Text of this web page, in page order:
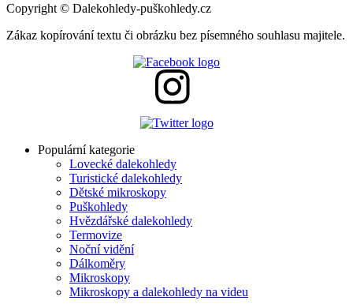
Copyright © Dalekohledy-puškohledy.cz
Zákaz kopírování textu či obrázku bez písemného souhlasu majitele.
Populární kategorie
Lovecké dalekohledy
Turistické dalekohledy
Dětské mikroskopy
Puškohledy
Hvězdářské dalekohledy
Termovize
Noční vidění
Dálkoměry
Mikroskopy
Mikroskopy a dalekohledy na videu